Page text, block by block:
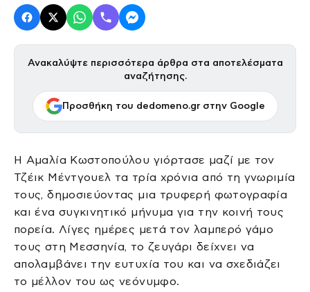
Ανακαλύψτε περισσότερα άρθρα στα αποτελέσματα
αναζήτησης.
Προσθήκη του dedomeno.gr στην Google
Η Αμαλία Κωστοπούλου γιόρτασε μαζί με τον
Τζέικ Μέντγουελ τα τρία χρόνια από τη γνωριμία
τους, δημοσιεύοντας μια τρυφερή φωτογραφία
και ένα συγκινητικό μήνυμα για την κοινή τους
πορεία. Λίγες ημέρες μετά τον λαμπερό γάμο
τους στη Μεσσηνία, το ζευγάρι δείχνει να
απολαμβάνει την ευτυχία του και να σχεδιάζει
το μέλλον του ως νεόνυμφο.